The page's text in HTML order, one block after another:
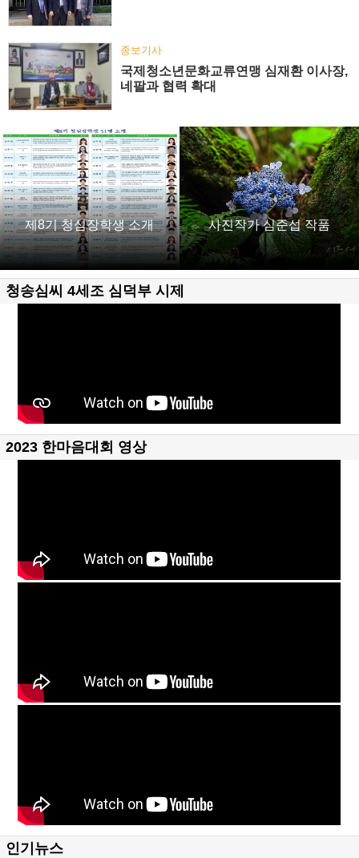
종보기사
국제청소년문화교류연맹 심재환 이사장,
네팔과 협력 확대
제8기 청심장학생 소개 사진작가 심준섭 작품
청송심씨 4세조 심덕부 시제
2023 한마음대회 영상
인기뉴스